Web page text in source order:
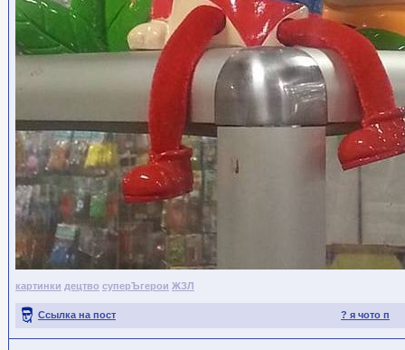
картинки децтво суперЪгерои ЖЗЛ
? я чото п
Ссылка на пост